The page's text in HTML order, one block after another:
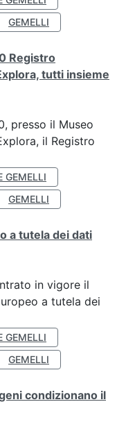
GEMELLI
Registro
tutti insieme
presso il Museo
il Registro
GEMELLI
GEMELLI
a tutela dei dati
in vigore il
a tutela dei
GEMELLI
GEMELLI
condizionano il